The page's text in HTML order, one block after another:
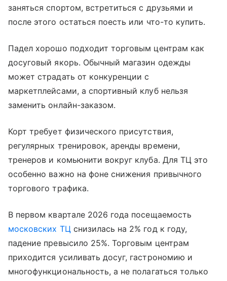
заняться спортом, встретиться с друзьями и
после этого остаться поесть или что-то купить.
Падел хорошо подходит торговым центрам как
досуговый якорь. Обычный магазин одежды
может страдать от конкуренции с
маркетплейсами, а спортивный клуб нельзя
заменить онлайн-заказом.
Корт требует физического присутствия,
регулярных тренировок, аренды времени,
тренеров и комьюнити вокруг клуба. Для ТЦ это
особенно важно на фоне снижения привычного
торгового трафика.
В первом квартале 2026 года посещаемость
московских ТЦ снизилась на 2% год к году,
падение превысило 25%. Торговым центрам
приходится усиливать досуг, гастрономию и
многофункциональность, а не полагаться только